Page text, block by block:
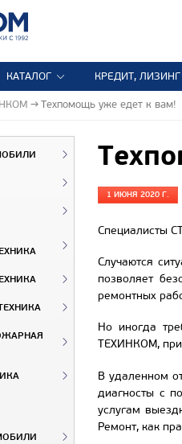
КАТАЛОГ КРЕДИТ, ЛИЗИНГ
Техпомощь уже едет к вам!
1 ИЮНЯ 2020 Г.
Специалисты
Случаются
позволяет
ремонтных
Но иногда
ТЕХИНКОМ,
В удаленном
диагносты с
услугам
Ремонт, как